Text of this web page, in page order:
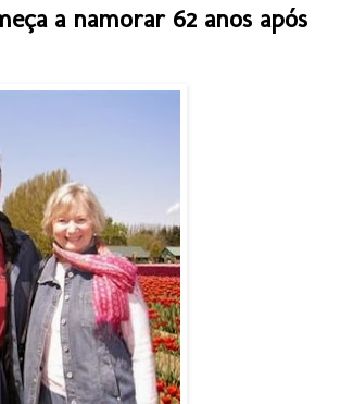
a namorar 62 anos após